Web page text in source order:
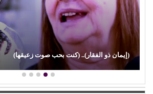
(إيمان ذو الفقار).. (كنت بحب صوت زعيقها)